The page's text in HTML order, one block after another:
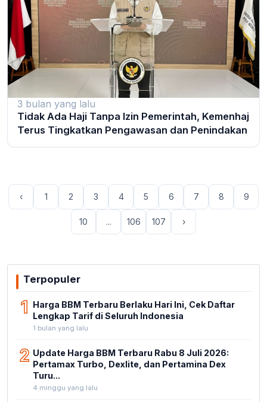
3 bulan yang lalu
Tidak Ada Haji Tanpa Izin Pemerintah, Kemenhaj
Terus Tingkatkan Pengawasan dan Penindakan
‹ 1 2 3 4 5 6 7 8 9
10 ... 106 107 ›
Terpopuler
1 Harga BBM Terbaru Berlaku Hari Ini, Cek Daftar
Lengkap Tarif di Seluruh Indonesia
1 bulan yang lalu
2 Update Harga BBM Terbaru Rabu 8 Juli 2026:
Pertamax Turbo, Dexlite, dan Pertamina Dex
Turu...
4 minggu yang lalu